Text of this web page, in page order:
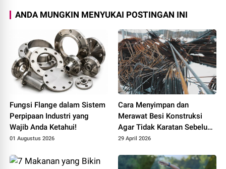
ANDA MUNGKIN MENYUKAI POSTINGAN INI
Fungsi Flange dalam Sistem
Perpipaan Industri yang
Wajib Anda Ketahui!
01 Augustus 2026
Cara Menyimpan dan
Merawat Besi Konstruksi
Agar Tidak Karatan Sebelum
Dipasang
29 April 2026